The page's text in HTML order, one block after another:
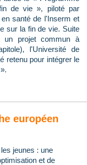
de vie », piloté par
santé de l'Inserm et
sur la fin de vie. Suite
un projet commun à
l'Université de
retenu pour intégrer le
européen
jeunes : une
et de